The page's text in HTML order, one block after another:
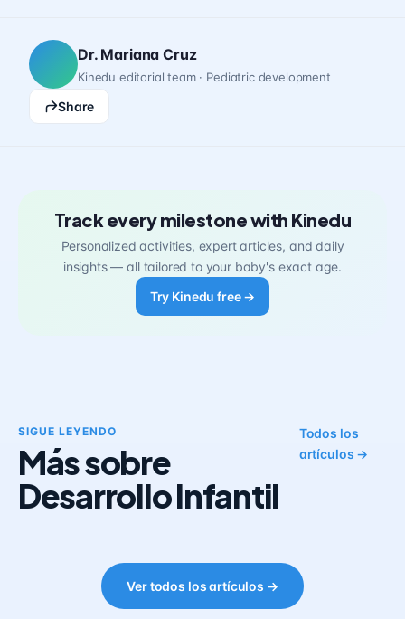
Dr. Mariana Cruz
Kinedu editorial team · Pediatric development
Share
Track every milestone with Kinedu
Personalized activities, expert articles, and daily
insights — all tailored to your baby's exact age.
Try Kinedu free →
SIGUE LEYENDO
Más sobre
Desarrollo Infantil
Todos los
artículos →
Ver todos los artículos →